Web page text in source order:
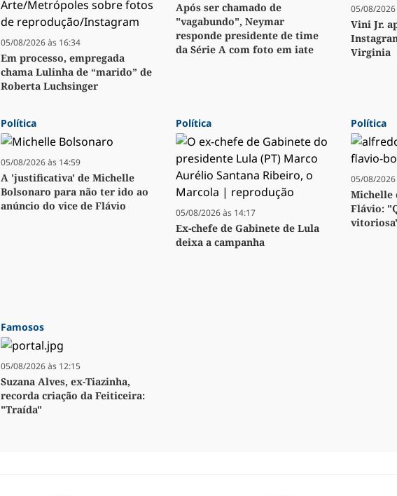
05/08/2026 às 16:34
Em processo, empregada
chama Lulinha de “marido” de
Roberta Luchsinger
Após ser chamado de
"vagabundo", Neymar
responde presidente de time
da Série A com foto em iate
05/08/
Vini Jr.
Virginia
Política
05/08/2026 às 14:59
A 'justificativa' de Michelle
Bolsonaro para não ter ido ao
anúncio do vice de Flávio
Política
05/08/2026 às 14:17
Ex-chefe de Gabinete de Lula
deixa a campanha
Política
05/08/
Michelle
Flávio:
Famosos
05/08/2026 às 12:15
Suzana Alves, ex-Tiazinha,
recorda criação da Feiticeira:
"Traída"